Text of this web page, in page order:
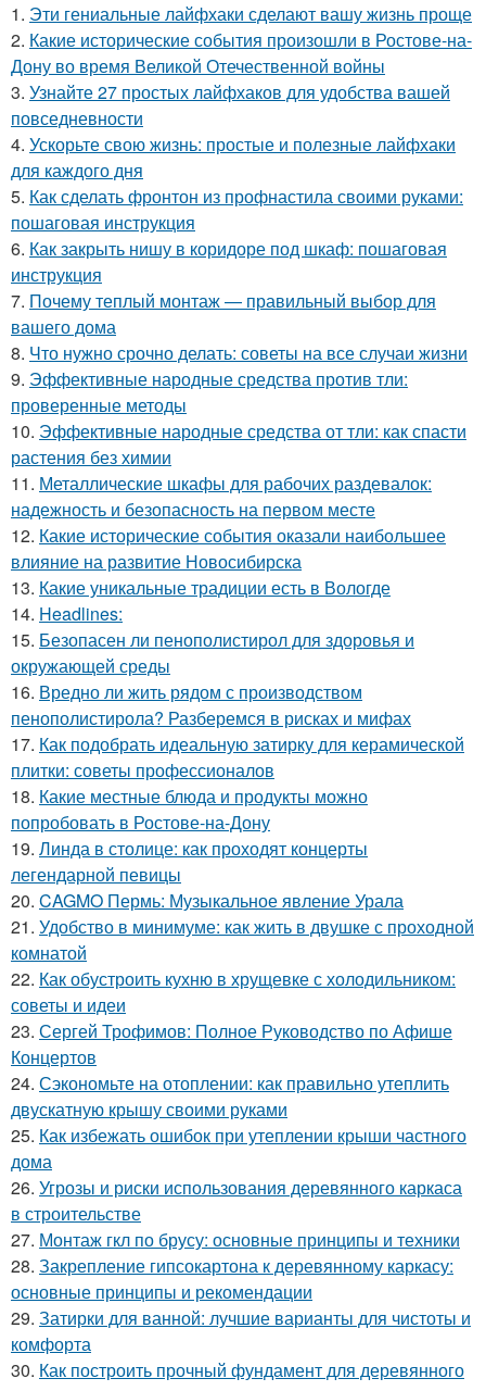
1. Эти гениальные лайфхаки сделают вашу жизнь проще
2. Какие исторические события произошли в Ростове-на-
Дону во время Великой Отечественной войны
3. Узнайте 27 простых лайфхаков для удобства вашей
повседневности
4. Ускорьте свою жизнь: простые и полезные лайфхаки
для каждого дня
5. Как сделать фронтон из профнастила своими руками:
пошаговая инструкция
6. Как закрыть нишу в коридоре под шкаф: пошаговая
инструкция
7. Почему теплый монтаж — правильный выбор для
вашего дома
8. Что нужно срочно делать: советы на все случаи жизни
9. Эффективные народные средства против тли:
проверенные методы
10. Эффективные народные средства от тли: как спасти
растения без химии
11. Металлические шкафы для рабочих раздевалок:
надежность и безопасность на первом месте
12. Какие исторические события оказали наибольшее
влияние на развитие Новосибирска
13. Какие уникальные традиции есть в Вологде
14. Headlines:
15. Безопасен ли пенополистирол для здоровья и
окружающей среды
16. Вредно ли жить рядом с производством
пенополистирола? Разберемся в рисках и мифах
17. Как подобрать идеальную затирку для керамической
плитки: советы профессионалов
18. Какие местные блюда и продукты можно
попробовать в Ростове-на-Дону
19. Линда в столице: как проходят концерты
легендарной певицы
20. CAGMO Пермь: Музыкальное явление Урала
21. Удобство в минимуме: как жить в двушке с проходной
комнатой
22. Как обустроить кухню в хрущевке с холодильником:
советы и идеи
23. Сергей Трофимов: Полное Руководство по Афише
Концертов
24. Сэкономьте на отоплении: как правильно утеплить
двускатную крышу своими руками
25. Как избежать ошибок при утеплении крыши частного
дома
26. Угрозы и риски использования деревянного каркаса
в строительстве
27. Монтаж гкл по брусу: основные принципы и техники
28. Закрепление гипсокартона к деревянному каркасу:
основные принципы и рекомендации
29. Затирки для ванной: лучшие варианты для чистоты и
комфорта
30. Как построить прочный фундамент для деревянного